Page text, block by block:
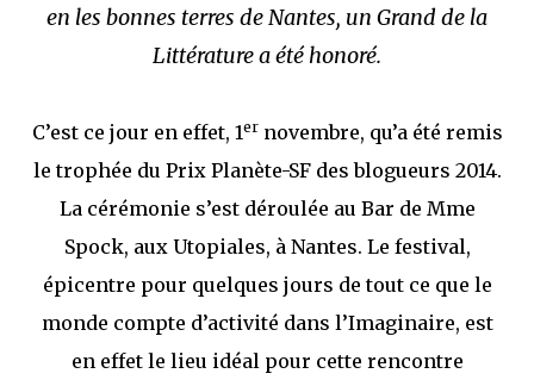
que Thomas connaissait et appréciait Olivier. Marlowe découvre une ville qu’il
ne connaissait pas, habitée par la méfiance, la peur et le rigorisme de la Ligue,
une ville pleine de mystères et de vieilles rancœurs. La Dame d...
en les bonnes terres de Nantes, un Grand de la
Littérature a été honoré.
C’est ce jour en effet, 1ernovembre, qu’a été remis
le trophée du Prix Planète-SF des blogueurs 2014.
La cérémonie s’est déroulée au Bar de Mme
Spock, aux Utopiales, à Nantes. Le festival,
épicentre pour quelques jours de tout ce que le
monde compte d’activité dans l’Imaginaire, est
en effet le lieu idéal pour cette rencontre